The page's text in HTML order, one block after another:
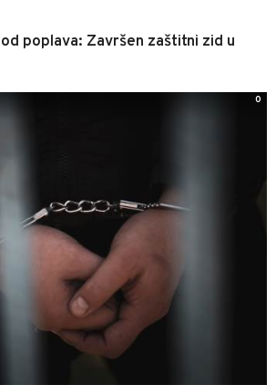
poplava: Završen zaštitni zid u
0